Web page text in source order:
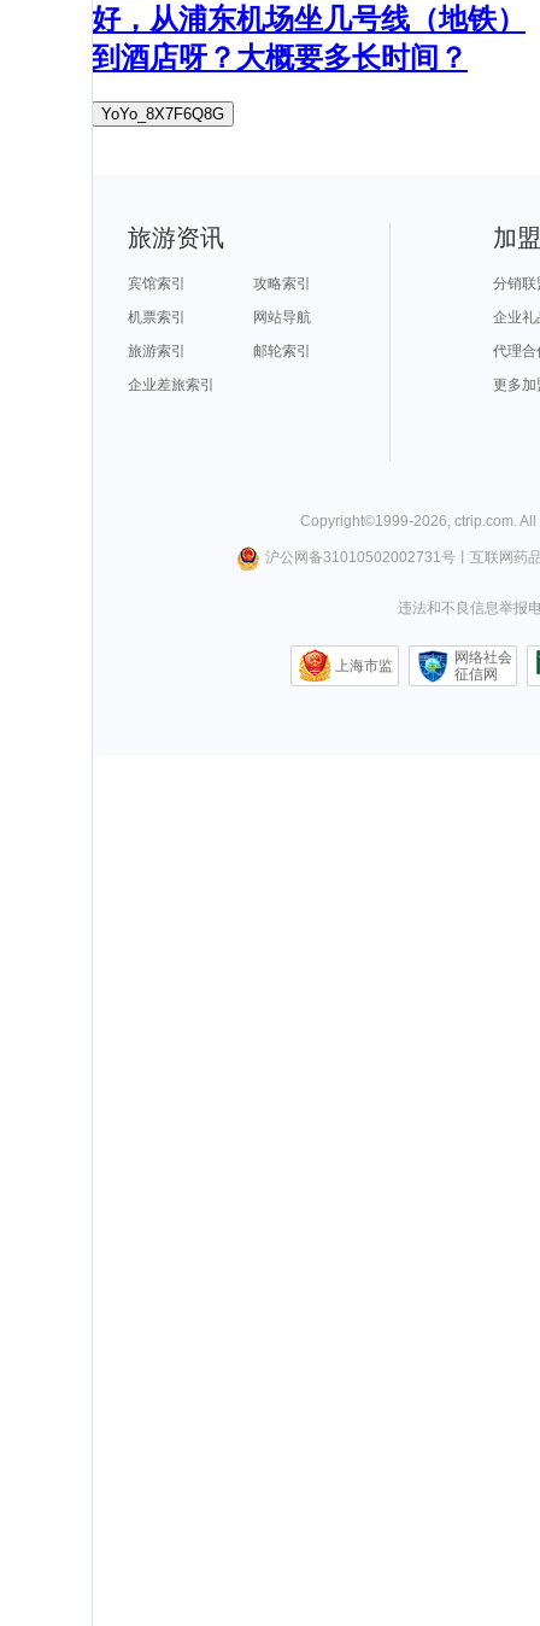
好，从浦东机场坐几号线（地铁）
到酒店呀？大概要多长时间？
YoYo_8X7F6Q8G
旅游资讯
宾馆索引
攻略索引
机票索引
网站导航
旅游索引
邮轮索引
企业差旅索引
加
分销联
企业礼
代理合
更多加
Copyright©1999-2026, ctrip.com.
沪公网备31010502002731号丨 互联网药
违法和不良信息举报
上海市监
网络社会
征信网